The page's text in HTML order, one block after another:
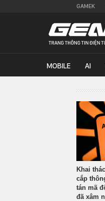
GAMEK
MOBILE AI
Khai
cắp
tán mã
đã xâm